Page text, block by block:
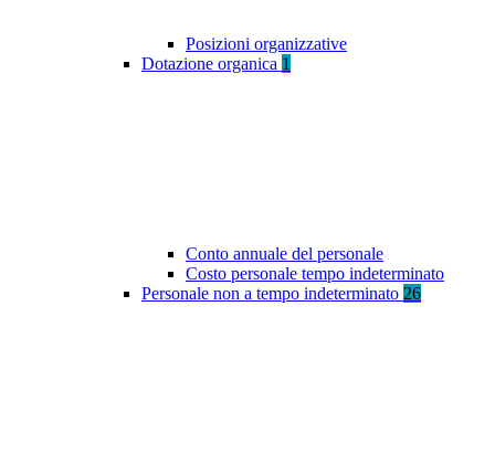
Posizioni organizzative
Dotazione organica 1
Conto annuale del personale
Costo personale tempo indeterminato
Personale non a tempo indeterminato 26